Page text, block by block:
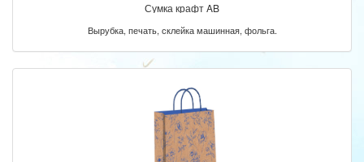
Сумка крафт AB
Вырубка, печать, склейка машинная, фольга.